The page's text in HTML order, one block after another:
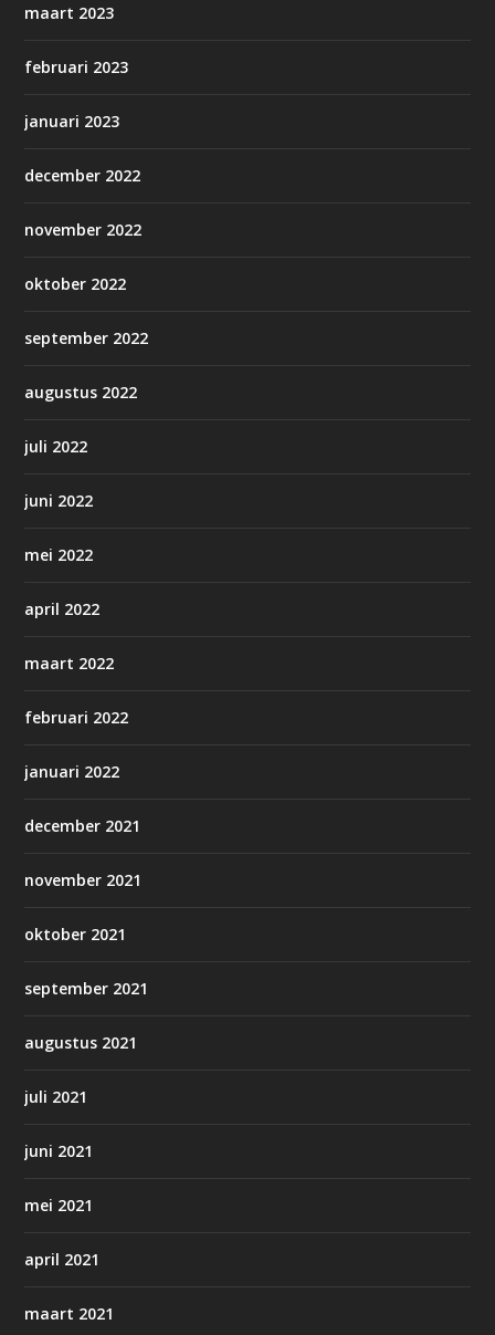
maart 2023
februari 2023
januari 2023
december 2022
november 2022
oktober 2022
september 2022
augustus 2022
juli 2022
juni 2022
mei 2022
april 2022
maart 2022
februari 2022
januari 2022
december 2021
november 2021
oktober 2021
september 2021
augustus 2021
juli 2021
juni 2021
mei 2021
april 2021
maart 2021